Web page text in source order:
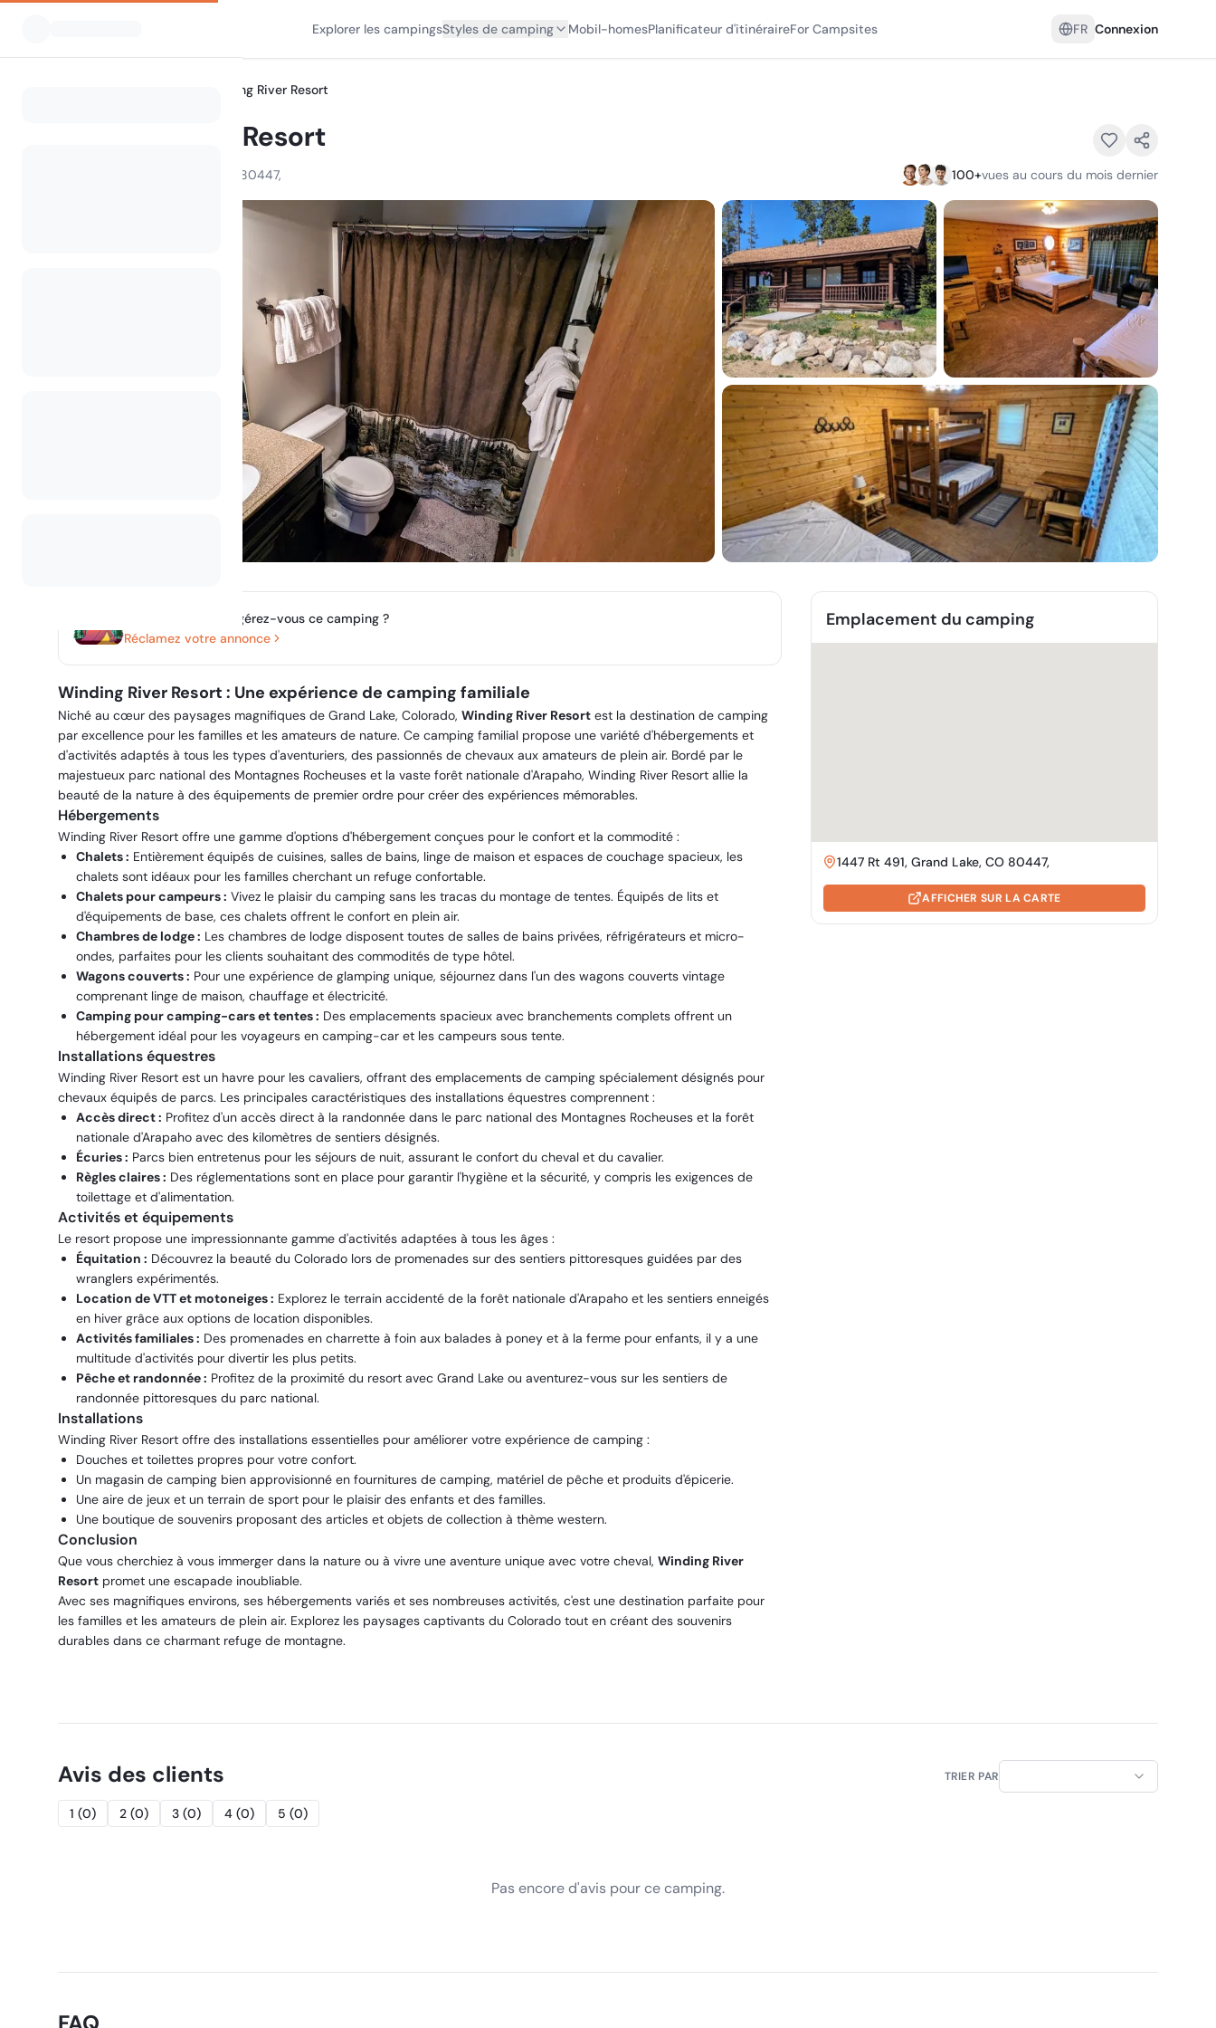
Explorer les campingsStyles de camping Mobil-homesPlanificateur d'itinéraireFor Campsites FR Connexion
Winding River Resort
Winding River Resort
1447 Rt 491, Grand Lake, CO 80447, 100+vues au cours du mois dernier
Possédez-vous ou gérez-vous ce camping ?
Réclamez votre annonce
Winding River Resort : Une expérience de camping familiale
Niché au cœur des paysages magnifiques de Grand Lake, Colorado, Winding River Resort est la destination de camping
par excellence pour les familles et les amateurs de nature. Ce camping familial propose une variété d'hébergements et
d'activités adaptés à tous les types d'aventuriers, des passionnés de chevaux aux amateurs de plein air. Bordé par le
majestueux parc national des Montagnes Rocheuses et la vaste forêt nationale d'Arapaho, Winding River Resort allie la
beauté de la nature à des équipements de premier ordre pour créer des expériences mémorables.
Hébergements
Winding River Resort offre une gamme d'options d'hébergement conçues pour le confort et la commodité :
Chalets : Entièrement équipés de cuisines, salles de bains, linge de maison et espaces de couchage spacieux, les
chalets sont idéaux pour les familles cherchant un refuge confortable.
Chalets pour campeurs : Vivez le plaisir du camping sans les tracas du montage de tentes. Équipés de lits et
d'équipements de base, ces chalets offrent le confort en plein air.
Chambres de lodge : Les chambres de lodge disposent toutes de salles de bains privées, réfrigérateurs et micro-
ondes, parfaites pour les clients souhaitant des commodités de type hôtel.
Wagons couverts : Pour une expérience de glamping unique, séjournez dans l'un des wagons couverts vintage
comprenant linge de maison, chauffage et électricité.
Camping pour camping-cars et tentes : Des emplacements spacieux avec branchements complets offrent un
hébergement idéal pour les voyageurs en camping-car et les campeurs sous tente.
Installations équestres
Winding River Resort est un havre pour les cavaliers, offrant des emplacements de camping spécialement désignés pour
chevaux équipés de parcs. Les principales caractéristiques des installations équestres comprennent :
Accès direct : Profitez d'un accès direct à la randonnée dans le parc national des Montagnes Rocheuses et la forêt
nationale d'Arapaho avec des kilomètres de sentiers désignés.
Écuries : Parcs bien entretenus pour les séjours de nuit, assurant le confort du cheval et du cavalier.
Règles claires : Des réglementations sont en place pour garantir l'hygiène et la sécurité, y compris les exigences de
toilettage et d'alimentation.
Activités et équipements
Le resort propose une impressionnante gamme d'activités adaptées à tous les âges :
Équitation : Découvrez la beauté du Colorado lors de promenades sur des sentiers pittoresques guidées par des
wranglers expérimentés.
Location de VTT et motoneiges : Explorez le terrain accidenté de la forêt nationale d'Arapaho et les sentiers enneigés
en hiver grâce aux options de location disponibles.
Activités familiales : Des promenades en charrette à foin aux balades à poney et à la ferme pour enfants, il y a une
multitude d'activités pour divertir les plus petits.
Pêche et randonnée : Profitez de la proximité du resort avec Grand Lake ou aventurez-vous sur les sentiers de
randonnée pittoresques du parc national.
Installations
Winding River Resort offre des installations essentielles pour améliorer votre expérience de camping :
Douches et toilettes propres pour votre confort.
Un magasin de camping bien approvisionné en fournitures de camping, matériel de pêche et produits d'épicerie.
Une aire de jeux et un terrain de sport pour le plaisir des enfants et des familles.
Une boutique de souvenirs proposant des articles et objets de collection à thème western.
Conclusion
Que vous cherchiez à vous immerger dans la nature ou à vivre une aventure unique avec votre cheval, Winding River
Resort promet une escapade inoubliable.
Avec ses magnifiques environs, ses hébergements variés et ses nombreuses activités, c'est une destination parfaite pour
les familles et les amateurs de plein air. Explorez les paysages captivants du Colorado tout en créant des souvenirs
durables dans ce charmant refuge de montagne.
Emplacement du camping
1447 Rt 491, Grand Lake, CO 80447,
AFFICHER SUR LA CARTE
Avis des clients
1 (0) 2 (0) 3 (0) 4 (0) 5 (0)
TRIER PAR
Pas encore d'avis pour ce camping.